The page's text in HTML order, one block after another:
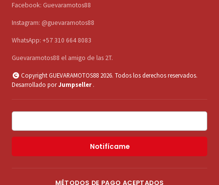
Facebook: Guevaramotos88
Instagram: @guevaramotos88
WhatsApp: +57 310 664 8083
Guevaramotos88 el amigo de las 2T.
Copyright GUEVARAMOTOS88 2026. Todos los derechos reservados.
Desarrollado porJumpseller .
Notifícame
MÉTODOS DE PAGO ACEPTADOS